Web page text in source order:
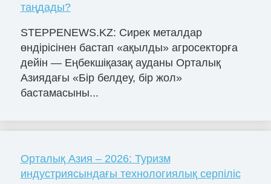
таңдады?
STEPPENEWS.KZ: Сирек металдар
өндірісінен бастап «ақылды» агросекторға
дейін — Еңбекшіқазақ ауданы Орталық
Азиядағы «Бір белдеу, бір жол»
бастамасыны...
Орталық Азия – 2026: Туризм
индустриясындағы технологиялық серпіліс